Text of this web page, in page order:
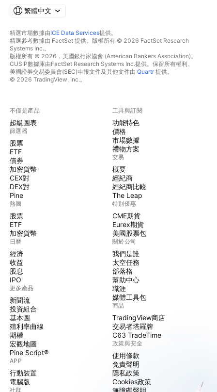
繁體中文
精選市場數據由ICE Data Services提供。
精選參考數據由 FactSet 提供。版權所有 © 2026 FactSet Research
Systems Inc.。
版權所有 © 2026，美國銀行家協會 (American Bankers Association)。
CUSIP數據庫由FactSet Research Systems Inc.提供。保留所有權利。
美國證券交易委員會(SEC)申報文件及其他文件由 Quartr提供。
© 2026 TradingView, Inc.。
不僅是產品
超級圖表
篩選器
股票
ETF
債券
加密貨幣
CEX對
DEX對
Pine
熱圖
股票
ETF
加密貨幣
日曆
經濟
收益
股息
IPO
更多產品
新聞流
投資組合
基本圖
殖利率曲線
期權
宏觀地圖
Pine Script®
APP
行動裝置
電腦版
社群
工具與訂閱
功能特色
價格
市場數據
禮物方案
交易
概要
經紀商
經紀商比較
The Leap
特別優惠
CME期貨
Eurex期貨
美國股票包
關於公司
我們是誰
太空任務
部落格
幫助中心
職涯
媒體工具包
商品
TradingView商店
交易者塔羅牌
C63 TradeTime
政策與安全
使用條款
免責聲明
隱私政策
Cookies政策
無障礙聲明